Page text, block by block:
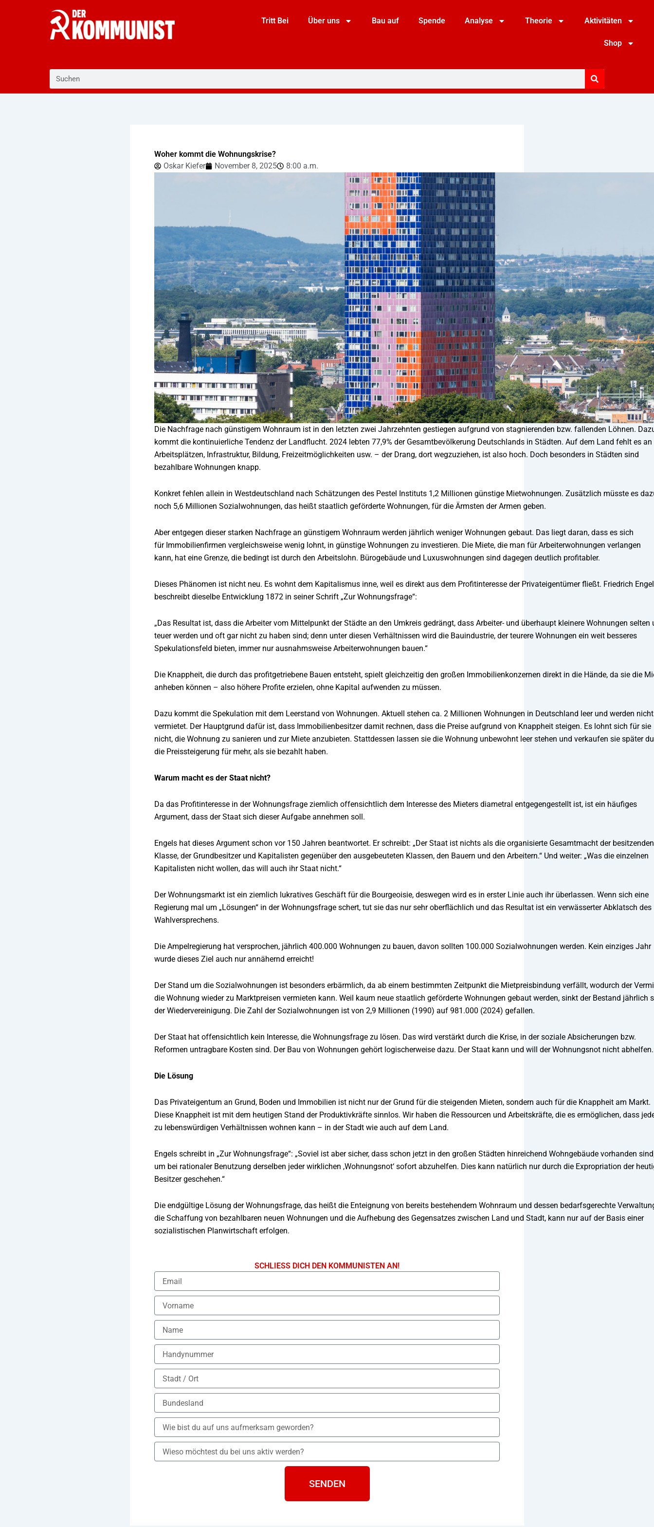
Tritt Bei Über uns Bau auf Spende Analyse Theorie Aktivitäten
Shop
Woher kommt die Wohnungskrise?
Oskar Kiefer
November 8, 2025 8:00 a.m.
Die Nachfrage nach günstigem Wohnraum ist in den letzten zwei Jahrzehnten gestiegen aufgrund von stagnierenden bzw. fallenden Löhnen.
kommt die kontinuierliche Tendenz der Landflucht. 2024 lebten 77,9% der Gesamtbevölkerung Deutschlands in Städten. Auf dem Land fehlt es an
Arbeitsplätzen, Infrastruktur, Bildung, Freizeitmöglichkeiten usw. – der Drang, dort wegzuziehen, ist also hoch. Doch besonders in Städten sind
bezahlbare Wohnungen knapp.
Konkret fehlen allein in Westdeutschland nach Schätzungen des Pestel Instituts 1,2 Millionen günstige Mietwohnungen. Zusätzlich müsste es
noch 5,6 Millionen Sozialwohnungen, das heißt staatlich geförderte Wohnungen, für die Ärmsten der Armen geben.
Aber entgegen dieser starken Nachfrage an günstigem Wohnraum werden jährlich weniger Wohnungen gebaut. Das liegt daran, dass es sich
für Immobilienfirmen vergleichsweise wenig lohnt, in günstige Wohnungen zu investieren. Die Miete, die man für Arbeiterwohnungen verlangen
kann, hat eine Grenze, die bedingt ist durch den Arbeitslohn. Bürogebäude und Luxuswohnungen sind dagegen deutlich profitabler.
Dieses Phänomen ist nicht neu. Es wohnt dem Kapitalismus inne, weil es direkt aus dem Profitinteresse der Privateigentümer fließt. Friedrich
beschreibt dieselbe Entwicklung 1872 in seiner Schrift „Zur Wohnungsfrage“:
„Das Resultat ist, dass die Arbeiter vom Mittelpunkt der Städte an den Umkreis gedrängt, dass Arbeiter- und überhaupt kleinere Wohnungen selten
teuer werden und oft gar nicht zu haben sind; denn unter diesen Verhältnissen wird die Bauindustrie, der teurere Wohnungen ein weit besseres
Spekulationsfeld bieten, immer nur ausnahmsweise Arbeiterwohnungen bauen.“
Die Knappheit, die durch das profitgetriebene Bauen entsteht, spielt gleichzeitig den großen Immobilienkonzernen direkt in die Hände, da sie die
anheben können – also höhere Profite erzielen, ohne Kapital aufwenden zu müssen.
Dazu kommt die Spekulation mit dem Leerstand von Wohnungen. Aktuell stehen ca. 2 Millionen Wohnungen in Deutschland leer und werden nicht
vermietet. Der Hauptgrund dafür ist, dass Immobilienbesitzer damit rechnen, dass die Preise aufgrund von Knappheit steigen. Es lohnt sich für sie
nicht, die Wohnung zu sanieren und zur Miete anzubieten. Stattdessen lassen sie die Wohnung unbewohnt leer stehen und verkaufen sie später
die Preissteigerung für mehr, als sie bezahlt haben.
Warum macht es der Staat nicht?
Da das Profitinteresse in der Wohnungsfrage ziemlich offensichtlich dem Interesse des Mieters diametral entgegengestellt ist, ist ein häufiges
Argument, dass der Staat sich dieser Aufgabe annehmen soll.
Engels hat dieses Argument schon vor 150 Jahren beantwortet. Er schreibt: „Der Staat ist nichts als die organisierte Gesamtmacht der besitzenden
Klasse, der Grundbesitzer und Kapitalisten gegenüber den ausgebeuteten Klassen, den Bauern und den Arbeitern.“ Und weiter: „Was die einzelnen
Kapitalisten nicht wollen, das will auch ihr Staat nicht.“
Der Wohnungsmarkt ist ein ziemlich lukratives Geschäft für die Bourgeoisie, deswegen wird es in erster Linie auch ihr überlassen. Wenn sich eine
Regierung mal um „Lösungen“ in der Wohnungsfrage schert, tut sie das nur sehr oberflächlich und das Resultat ist ein verwässerter Abklatsch des
Wahlversprechens.
Die Ampelregierung hat versprochen, jährlich 400.000 Wohnungen zu bauen, davon sollten 100.000 Sozialwohnungen werden. Kein einziges Jahr
wurde dieses Ziel auch nur annähernd erreicht!
Der Stand um die Sozialwohnungen ist besonders erbärmlich, da ab einem bestimmten Zeitpunkt die Mietpreisbindung verfällt, wodurch der
die Wohnung wieder zu Marktpreisen vermieten kann. Weil kaum neue staatlich geförderte Wohnungen gebaut werden, sinkt der Bestand jährlich
der Wiedervereinigung. Die Zahl der Sozialwohnungen ist von 2,9 Millionen (1990) auf 981.000 (2024) gefallen.
Der Staat hat offensichtlich kein Interesse, die Wohnungsfrage zu lösen. Das wird verstärkt durch die Krise, in der soziale Absicherungen bzw.
Reformen untragbare Kosten sind. Der Bau von Wohnungen gehört logischerweise dazu. Der Staat kann und will der Wohnungsnot nicht
Die Lösung
Das Privateigentum an Grund, Boden und Immobilien ist nicht nur der Grund für die steigenden Mieten, sondern auch für die Knappheit am Markt.
Diese Knappheit ist mit dem heutigen Stand der Produktivkräfte sinnlos. Wir haben die Ressourcen und Arbeitskräfte, die es ermöglichen, dass
zu lebenswürdigen Verhältnissen wohnen kann – in der Stadt wie auch auf dem Land.
Engels schreibt in „Zur Wohnungsfrage“: „Soviel ist aber sicher, dass schon jetzt in den großen Städten hinreichend Wohngebäude vorhanden
um bei rationaler Benutzung derselben jeder wirklichen ,Wohnungsnot‘ sofort abzuhelfen. Dies kann natürlich nur durch die Expropriation der
Besitzer geschehen.“
Die endgültige Lösung der Wohnungsfrage, das heißt die Enteignung von bereits bestehendem Wohnraum und dessen bedarfsgerechte
die Schaffung von bezahlbaren neuen Wohnungen und die Aufhebung des Gegensatzes zwischen Land und Stadt, kann nur auf der Basis einer
sozialistischen Planwirtschaft erfolgen.
SCHLIESS DICH DEN KOMMUNISTEN AN!
SENDEN